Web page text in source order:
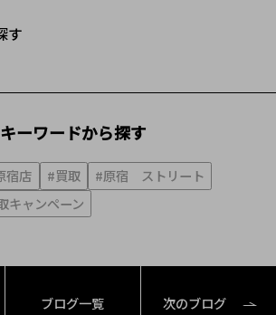
す
キーワードから探す
宿店 #買取
#原宿 ストリート
キャンペーン
ブログ一覧 次のブログ